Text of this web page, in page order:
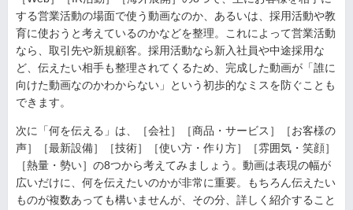
する営業活動の場面で使う動画なのか、あるいは、採用活動や教
育に使おうと考えているのかなどを整理。これによって営業活動
なら、取引先や新規顧客。採用活動なら新入社員や中途採用な
ど、伝えたい相手も整理されてくるため、完成した動画が「誰に
向けた動画なのかわからない」という初歩的なミスを防ぐことも
できます。
次に「何を伝える」は、［会社］［商品・サービス］［お客様の
声］［最新設備］［技術］［使い方・作り方］［雰囲気・笑顔］
［熱量・勢い］の8つから考えてみましょう。動画は表現の幅が
広いだけに、何を伝えたいのかが非常に重要。もちろん伝えたい
ものが複数あっても構いませんが、その分、詳しく紹介すること